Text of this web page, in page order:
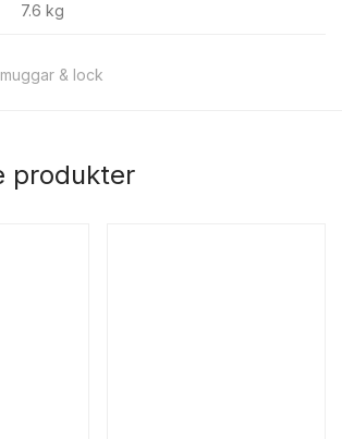
7.6 kg
& lock
produkter